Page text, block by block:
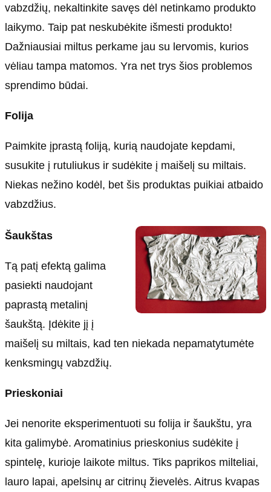
vabzdžių, nekaltinkite savęs dėl netinkamo produkto
laikymo. Taip pat neskubėkite išmesti produkto!
Dažniausiai miltus perkame jau su lervomis, kurios
vėliau tampa matomos. Yra net trys šios problemos
sprendimo būdai.
Folija
Paimkite įprastą foliją, kurią naudojate kepdami,
susukite į rutuliukus ir sudėkite į maišelį su miltais.
Niekas nežino kodėl, bet šis produktas puikiai atbaido
vabzdžius.
Šaukštas
Tą patį efektą galima
pasiekti naudojant
paprastą metalinį
šaukštą. Įdėkite jį į
maišelį su miltais, kad ten niekada nepamatytumėte
kenksmingų vabzdžių.
Prieskoniai
Jei nenorite eksperimentuoti su folija ir šaukštu, yra
kita galimybė. Aromatinius prieskonius sudėkite į
spintelę, kurioje laikote miltus. Tiks paprikos milteliai,
lauro lapai, apelsinų ar citrinų žievelės. Aitrus kvapas